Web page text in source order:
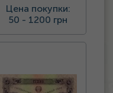
Цена покупки:
50 - 1200 грн